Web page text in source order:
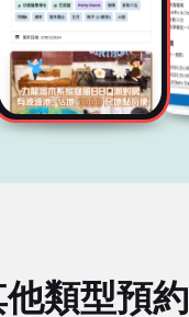
類型預約